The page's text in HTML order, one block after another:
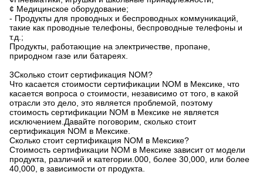
¢ Медицинское оборудование;
- Продукты для проводных и беспроводных коммуникаций,
такие как проводные телефоны, беспроводные телефоны и
т.д.;
Продукты, работающие на электричестве, пропане,
природном газе или батареях.
3Сколько стоит сертификация NOM?
Что касается стоимости сертификации NOM в Мексике, что
касается вопроса о стоимости, независимо от того, в какой
отрасли это дело, это является проблемой, поэтому
стоимость сертификации NOM в Мексике не является
исключением.Давайте поговорим, сколько стоит
сертификация NOM в Мексике.
Сколько стоит сертификация NOM в Мексике?
Стоимость сертификации NOM в Мексике зависит от модели
продукта, различий и категории.000, более 30,000, или более
40,000, в зависимости от продукта.